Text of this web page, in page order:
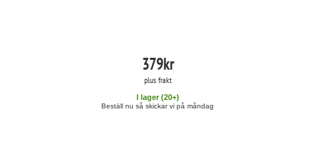
379kr
plus frakt
I lager (20+)
Beställ nu så skickar vi på måndag